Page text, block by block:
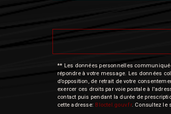
** Les données personnelles
répondre à votre message. Les données
d’opposition, de retrait de votre
exercer ces droits par voie postale à
contact puis pendant la durée de
cette adresse: Bloctel.gouv.fr. Consultez le